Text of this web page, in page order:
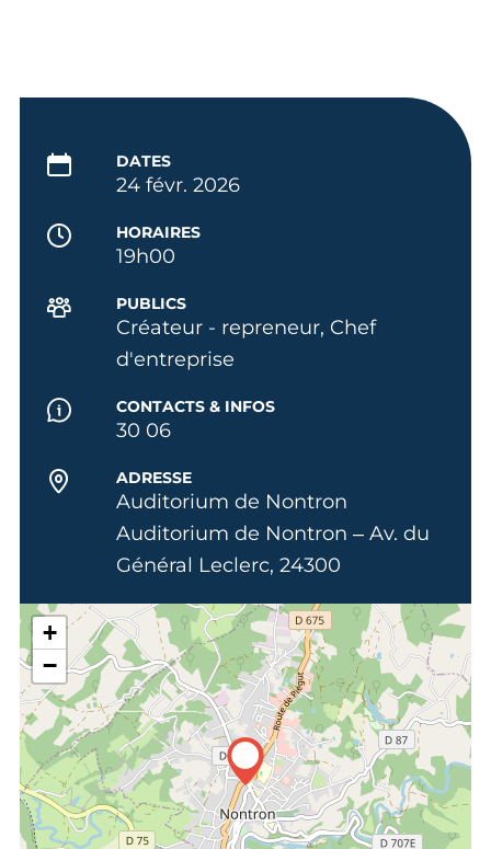
DATES
24 févr. 2026
HORAIRES
19h00
PUBLICS
Créateur - repreneur, Chef
d'entreprise
CONTACTS & INFOS
30 06
ADRESSE
Auditorium de Nontron
Auditorium de Nontron – Av. du
Général Leclerc, 24300
+
−